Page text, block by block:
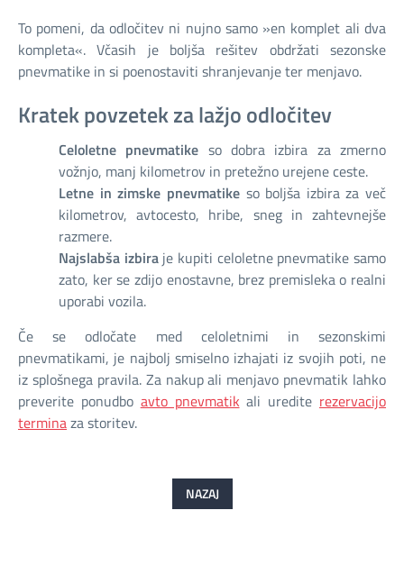
To pomeni, da odločitev ni nujno samo »en komplet ali dva
kompleta«. Včasih je boljša rešitev obdržati sezonske
pnevmatike in si poenostaviti shranjevanje ter menjavo.
Kratek povzetek za lažjo odločitev
Celoletne pnevmatike so dobra izbira za zmerno
vožnjo, manj kilometrov in pretežno urejene ceste.
Letne in zimske pnevmatikeso boljša izbira za več
kilometrov, avtocesto, hribe, sneg in zahtevnejše
razmere.
Najslabša izbiraje kupiti celoletne pnevmatike samo
zato, ker se zdijo enostavne, brez premisleka o realni
uporabi vozila.
Če se odločate med celoletnimi in sezonskimi
pnevmatikami, je najbolj smiselno izhajati iz svojih poti, ne
iz splošnega pravila. Za nakup ali menjavo pnevmatik lahko
preverite ponudbo avto pnevmatik ali uredite rezervacijo
terminaza storitev.
NAZAJ